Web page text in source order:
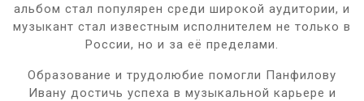
альбом стал популярен среди широкой аудитории, и
музыкант стал известным исполнителем не только в
России, но и за её пределами.
Образование и трудолюбие помогли Панфилову
Ивану достичь успеха в музыкальной карьере и